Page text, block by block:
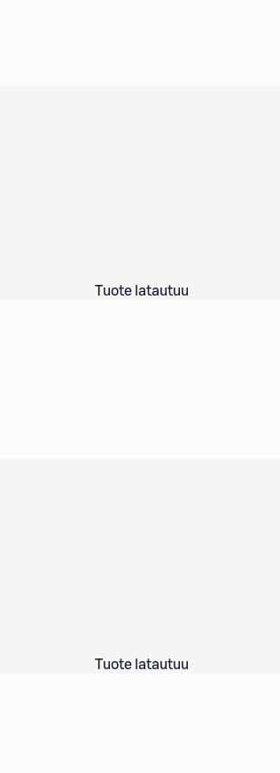
Tuote latautuu
Tuote latautuu